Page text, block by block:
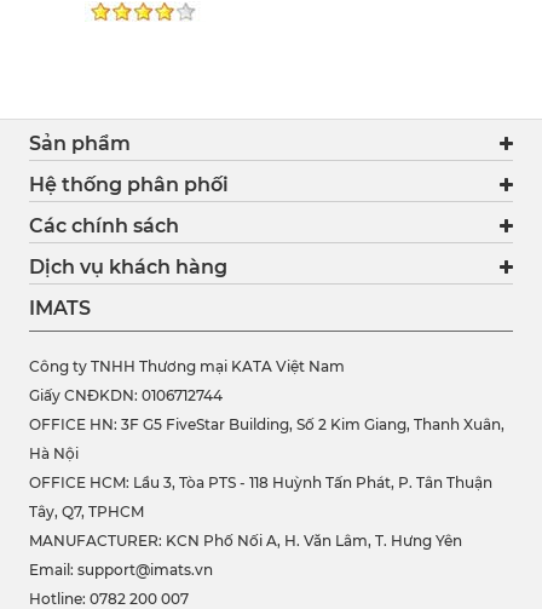
Sản phẩm
Hệ thống phân phối
Các chính sách
Dịch vụ khách hàng
IMATS
Công ty TNHH Thương mại KATA Việt Nam
Giấy CNĐKDN: 0106712744
OFFICE HN: 3F G5 FiveStar Building, Số 2 Kim Giang, Thanh Xuân,
Hà Nội
OFFICE HCM: Lầu 3, Tòa PTS - 118 Huỳnh Tấn Phát, P. Tân Thuận
Tây, Q7, TPHCM
MANUFACTURER: KCN Phố Nối A, H. Văn Lâm, T. Hưng Yên
Email: support@imats.vn
Hotline: 0782 200 007